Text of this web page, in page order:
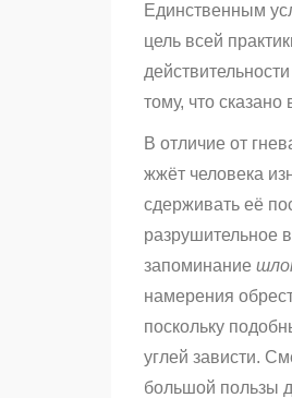
Единственным
цель всей
тому, что сказано
В отличие от
жжёт человека
сдерживать её
разрушительное
запоминание
намерения
поскольку
углей зависти.
большой пользы